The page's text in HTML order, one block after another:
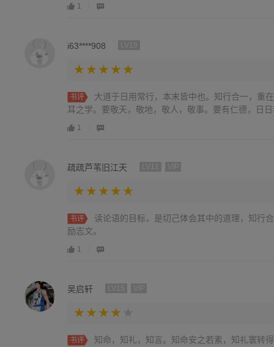
1
i63****908
书评
大道于日用常行，本末皆中也。知行合一，重
耳之学。要敬天，敬地，敬人，敬事。要有仁德，日
1
疏疏芦苇旧江天
书评
读论语的目标，是切己体会其中的道理，知行
励志文。
1
吴启轩
书评
知命，知礼，知言。知命安之若素，知礼寰转